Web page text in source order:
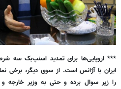
*** اروپایی‌ها برای تمدید اسنپ‌بک سه
ایران با آژانس است. از سوی دیگر، برخی
را زیر سوال برده و حتی به وزیر خارجه